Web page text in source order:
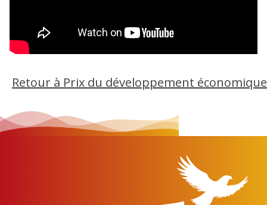
Retour à Prix du développement économique